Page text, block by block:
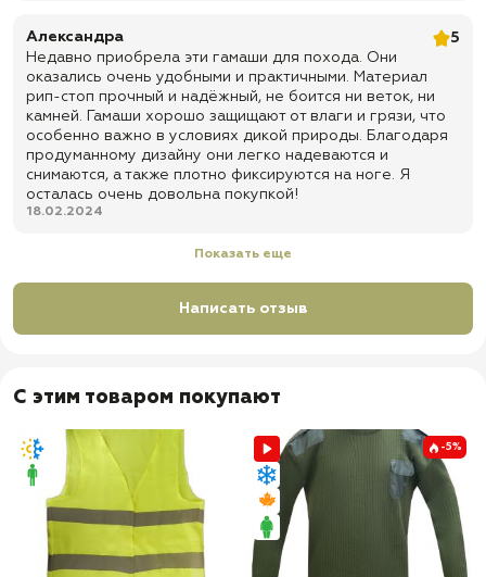
Александра
5
Недавно приобрела эти гамаши для похода. Они
оказались очень удобными и практичными. Материал
рип-стоп прочный и надёжный, не боится ни веток, ни
камней. Гамаши хорошо защищают от влаги и грязи, что
особенно важно в условиях дикой природы. Благодаря
продуманному дизайну они легко надеваются и
снимаются, а также плотно фиксируются на ноге. Я
осталась очень довольна покупкой!
18.02.2024
Показать еще
Написать отзыв
С этим товаром покупают
-5%